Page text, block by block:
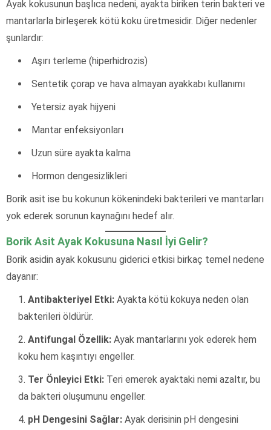
Ayak kokusunun başlıca nedeni, ayakta biriken terin bakteri ve
mantarlarla birleşerek kötü koku üretmesidir. Diğer nedenler
şunlardır:
Aşırı terleme (hiperhidrozis)
Sentetik çorap ve hava almayan ayakkabı kullanımı
Yetersiz ayak hijyeni
Mantar enfeksiyonları
Uzun süre ayakta kalma
Hormon dengesizlikleri
Borik asit ise bu kokunun kökenindeki bakterileri ve mantarları
yok ederek sorunun kaynağını hedef alır.
Borik Asit Ayak Kokusuna Nasıl İyi Gelir?
Borik asidin ayak kokusunu giderici etkisi birkaç temel nedene
dayanır:
Antibakteriyel Etki: Ayakta kötü kokuya neden olan
bakterileri öldürür.
Antifungal Özellik: Ayak mantarlarını yok ederek hem
koku hem kaşıntıyı engeller.
Ter Önleyici Etki: Teri emerek ayaktaki nemi azaltır, bu
da bakteri oluşumunu engeller.
pH Dengesini Sağlar: Ayak derisinin pH dengesini